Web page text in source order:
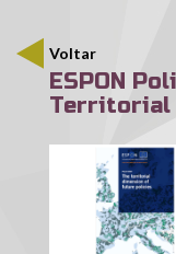
Voltar
ESPON
Territorial